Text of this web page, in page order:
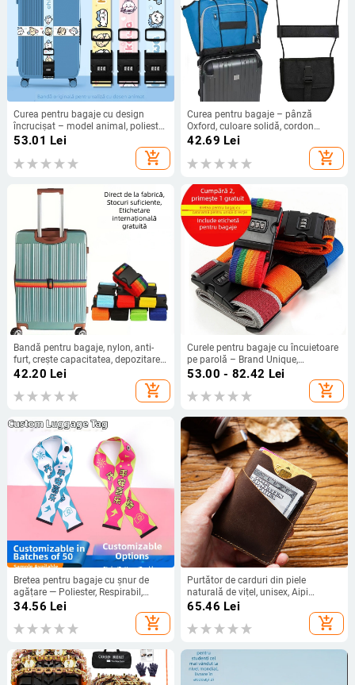
Curea pentru bagaje cu design
încrucișat – model animal, poliester,
antibacterian, Birthday diary.
53.01 Lei
add_shopping_cart
Curea pentru bagaje – pânză
Oxford, culoare solidă, cordon
elastic, rezistent la uzură, mărește
42.69 Lei
add_shopping_cart
Bandă pentru bagaje, nylon, anti-
furt, crește capacitatea, depozitare
compactă
42.20 Lei
add_shopping_cart
Curele pentru bagaje cu încuietoare
pe parolă – Brand Unique,
Primăvara 2018, Material: Altul,
Categoria: Accesorii pentru bagaje
53.00 - 82.42 Lei
add_shopping_cart
Bretea pentru bagaje cu șnur de
agățare — Poliester, Respirabil,
Model text, Stil urban minimalist
34.56 Lei
add_shopping_cart
Purtător de carduri din piele
naturală de vițel, unisex, Aipi
Leather, culoare solidă, lucrat
65.46 Lei
add_shopping_cart